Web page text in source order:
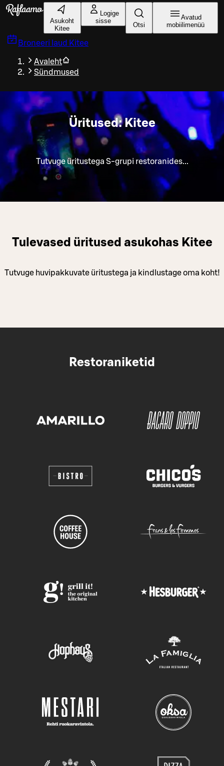
Liigu peamise sisu juurde
Asukoht
Kitee
Logige
sisse
Otsi
Avatud
mobiilimenüü
Broneeri laud Kitee
Avaleht
Sündmused
Üritused: Kitee
Tutvuge üritustega S-grupi restoranides...
Tulevased üritused asukohas Kitee
Tutvuge huvipakkuvate üritustega ja kindlustage oma koht!
Restoraniketid